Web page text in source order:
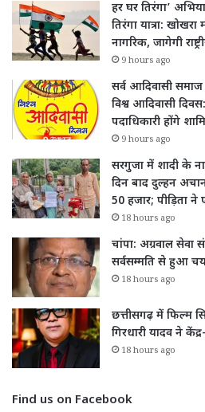
हर घर तिरंगा’
तिरंगा यात्रा:
नागरिक, जागेगी
9 hours ago
सर्व आदिवासी
विश्व आदिवासी
पदाधिकारी होंगे
9 hours ago
सरगुजा में शादी के
दिन बाद दुल्हन
50 हजार; पीड़िता ने
18 hours ago
चांपा: अग्रवाल सेवा
सर्वसम्मति से हुआ
18 hours ago
छत्तीसगढ़ में फिल्म
गिरधारी यादव ने
18 hours ago
Find us on Facebook